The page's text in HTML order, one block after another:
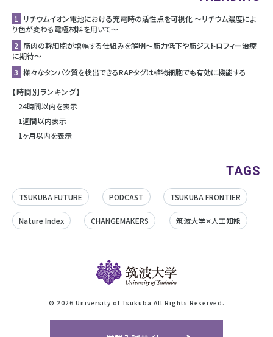
1 リチウムイオン電池における充電時の活性点を可視化 ～リチウム濃度によ
り色が変わる電極材料を用いて～
2 筋肉の幹細胞が増幅する仕組みを解明〜筋力低下や筋ジストロフィー治療
に期待〜
3 様々なタンパク質を検出できるRAPタグは植物細胞でも有効に機能する
【時間別ランキング】
24時間以内を表示
1週間以内表示
1ヶ月以内を表示
TAGS
TSUKUBA FUTURE PODCAST TSUKUBA FRONTIER
Nature Index CHANGEMAKERS 筑波大学✕人工知能
© 2026 University of Tsukuba All Rights Reserved.